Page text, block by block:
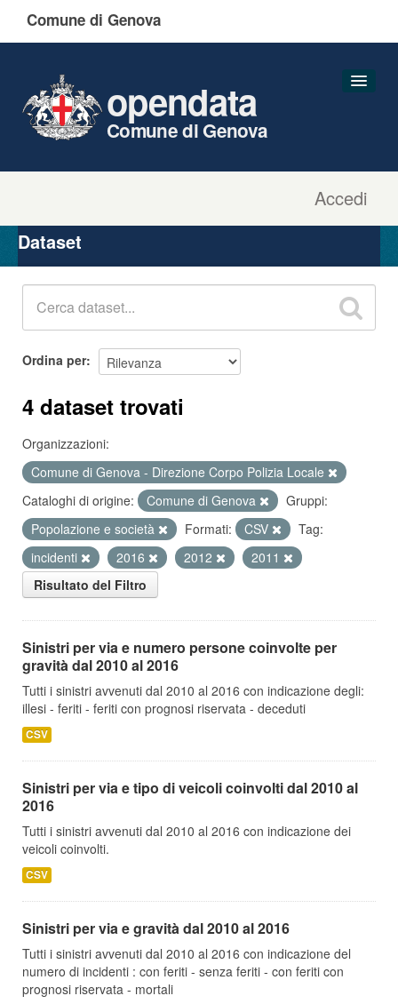
Comune di Genova
Accedi
opendata
Comune di Genova
Organizzazioni
Gruppi
Dataset
Ordina per
4 dataset trovati
Organizzazioni:
Comune di Genova - Direzione Corpo Polizia Locale
Cataloghi di origine:
Comune di Genova
Gruppi:
Popolazione e società
Formati: CSV
Tag:
incidenti
2016 2012
2011
Risultato del Filtro
Sinistri per via e numero persone coinvolte per
gravità dal 2010 al 2016
Tutti i sinistri avvenuti dal 2010 al 2016 con indicazione degli:
illesi - feriti - feriti con prognosi riservata - deceduti
CSV
Sinistri per via e tipo di veicoli coinvolti dal 2010 al
2016
Tutti i sinistri avvenuti dal 2010 al 2016 con indicazione dei
veicoli coinvolti.
CSV
Sinistri per via e gravità dal 2010 al 2016
Tutti i sinistri avvenuti dal 2010 al 2016 con indicazione del
numero di incidenti : con feriti - senza feriti - con feriti con
prognosi riservata - mortali